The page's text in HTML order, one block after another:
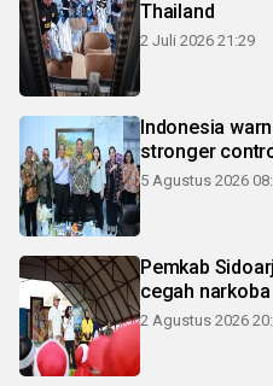
Thailand
2 Juli 2026 21:29
Indonesia
stronger
5 Agustus 2026
Pemkab
cegah narkoba
2 Agustus 2026